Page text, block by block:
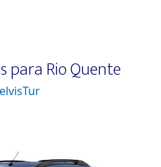
para Rio Quente